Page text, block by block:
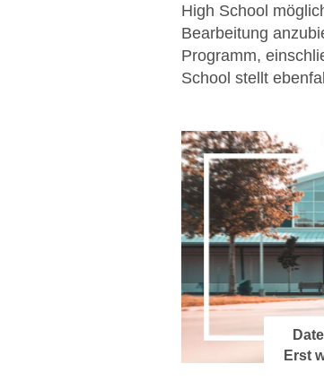
High School
Bearbeitung
Programm,
School stellt
Erst